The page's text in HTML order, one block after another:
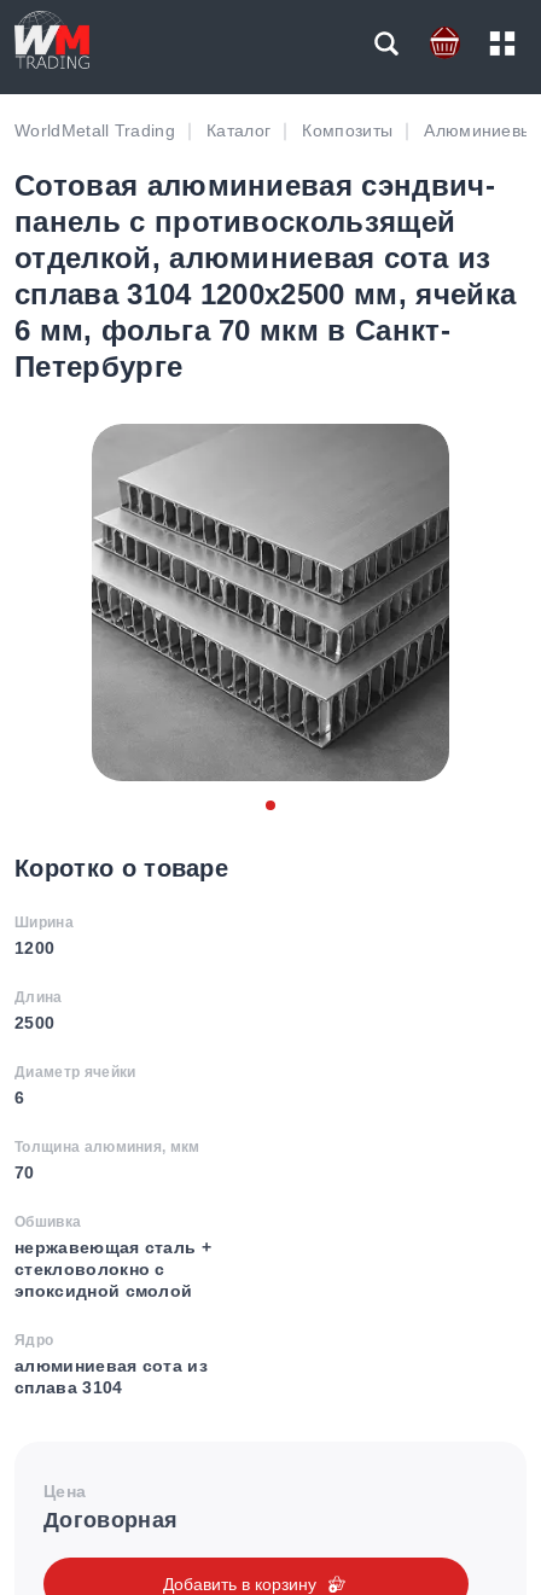
WorldMetall Trading Каталог Композиты
Сотовая алюминиевая сэндвич-
панель с противоскользящей
отделкой, алюминиевая сота из
сплава 3104 1200х2500 мм, ячейка
6 мм, фольга 70 мкм в Санкт-
Петербурге
Коротко о товаре
Ширина
1200
Длина
2500
Диаметр ячейки
6
Толщина алюминия, мкм
70
Обшивка
нержавеющая сталь +
стекловолокно с
эпоксидной смолой
Ядро
алюминиевая сота из
сплава 3104
Цена
Договорная
Добавить в корзину